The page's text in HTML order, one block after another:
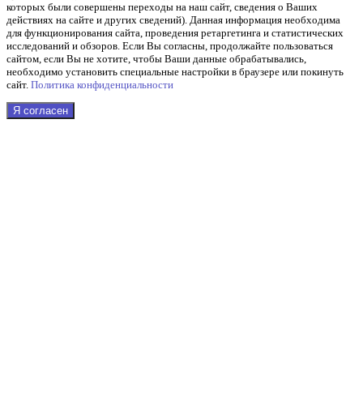
которых были совершены переходы на наш сайт, сведения о Ваших
действиях на сайте и других сведений). Данная информация необходима
для функционирования сайта, проведения ретаргетинга и статистических
исследований и обзоров. Если Вы согласны, продолжайте пользоваться
сайтом, если Вы не хотите, чтобы Ваши данные обрабатывались,
необходимо установить специальные настройки в браузере или покинуть
сайт. Политика конфиденциальности
Я согласен